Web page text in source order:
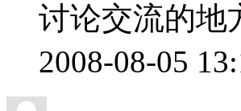
讨论交流的地
2008-08-05